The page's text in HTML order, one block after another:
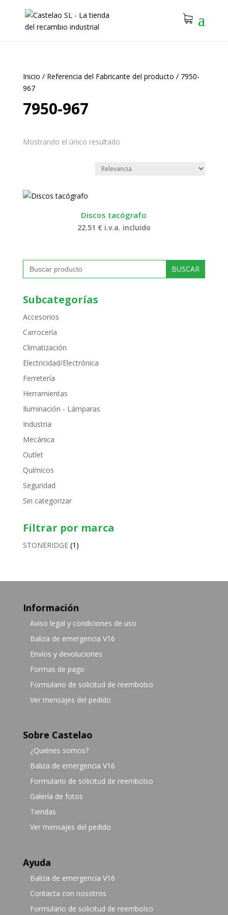
Inicio / Referencia del Fabricante del producto / 7950-
967
7950-967
Mostrando el único resultado
Discos tacógrafo
22.51 € i.v.a. incluido
Buscar:
Subcategorías
Accesorios
Carrocería
Climatización
Electricidad/Electrónica
Ferretería
Herramientas
Iluminación - Lámparas
Industria
Mecánica
Outlet
Químicos
Seguridad
Sin categorizar
Filtrar por marca
STONERIDGE (1)
Información
Aviso legal y condiciones de uso
Baliza de emergencia V16
Envíos y devoluciones
Formas de pago
Formulario de solicitud de reembolso
Ver mensajes del pedido
Sobre Castelao
¿Quiénes somos?
Baliza de emergencia V16
Formulario de solicitud de reembolso
Galería de fotos
Tiendas
Ver mensajes del pedido
Ayuda
Baliza de emergencia V16
Contacta con nosotros
Formulario de solicitud de reembolso